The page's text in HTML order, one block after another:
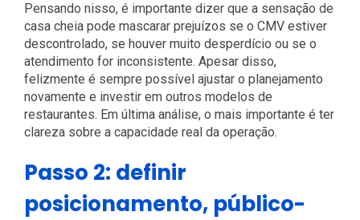
Pensando nisso, é importante dizer que a sensação de
casa cheia pode mascarar prejuízos se o CMV estiver
descontrolado, se houver muito desperdício ou se o
atendimento for inconsistente. Apesar disso,
felizmente é sempre possível ajustar o planejamento
novamente e investir em outros modelos de
restaurantes. Em última análise, o mais importante é ter
clareza sobre a capacidade real da operação.
Passo 2: definir
posicionamento, público-